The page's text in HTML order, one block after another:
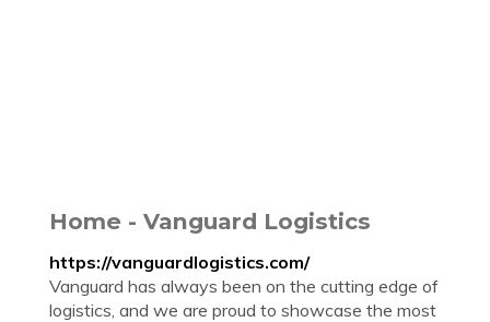
Home - Vanguard Logistics
https://vanguardlogistics.com/
Vanguard has always been on the cutting edge of
logistics, and we are proud to showcase the most